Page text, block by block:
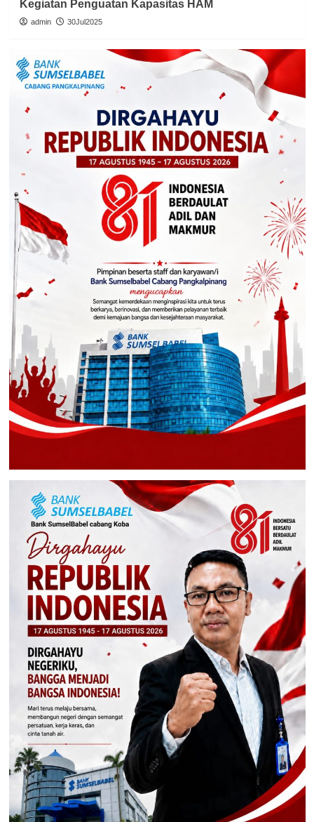
Kegiatan Penguatan Kapasitas HAM
admin 30Jul2025